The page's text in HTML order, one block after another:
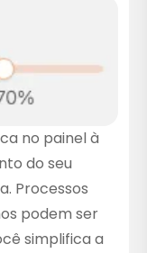
no painel à
do seu
Processos
podem ser
simplifica a